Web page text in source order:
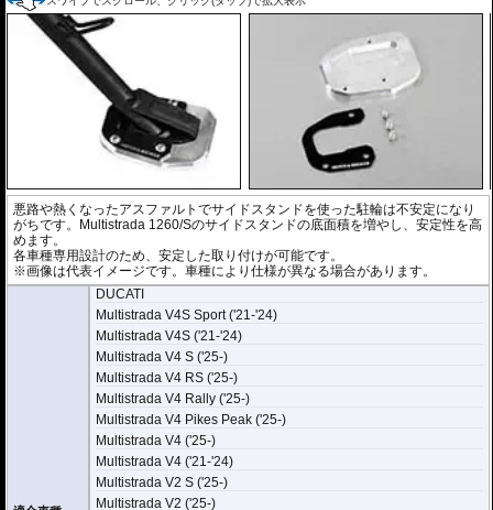
悪路や熱くなったアスファルトでサイドスタンドを使った駐輪は不安定になり
がちです。Multistrada 1260/Sのサイドスタンドの底面積を増やし、安定性を高
めます。
各車種専用設計のため、安定した取り付けが可能です。
※画像は代表イメージです。車種により仕様が異なる場合があります。
DUCATI
Multistrada V4S Sport ('21-'24)
Multistrada V4S ('21-'24)
Multistrada V4 S ('25-)
Multistrada V4 RS ('25-)
Multistrada V4 Rally ('25-)
Multistrada V4 Pikes Peak ('25-)
Multistrada V4 ('25-)
Multistrada V4 ('21-'24)
Multistrada V2 S ('25-)
Multistrada V2 ('25-)